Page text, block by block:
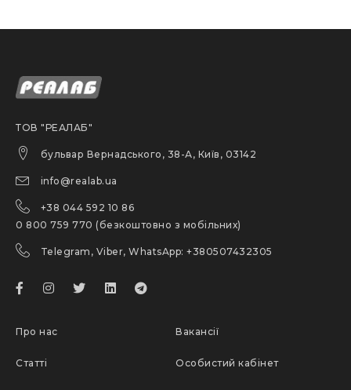
ТОВ "РЕАЛАБ"
бульвар Вернадського, 38-А, Київ, 03142
info@realab.ua
+38 044 592 10 86
0 800 759 770 (безкоштовно з мобільних)
Telegram, Viber, WhatsApp: +380507432305
Про нас Вакансії
Статті Особистий кабінет